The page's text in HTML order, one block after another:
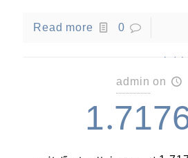
0
Read more
adminon